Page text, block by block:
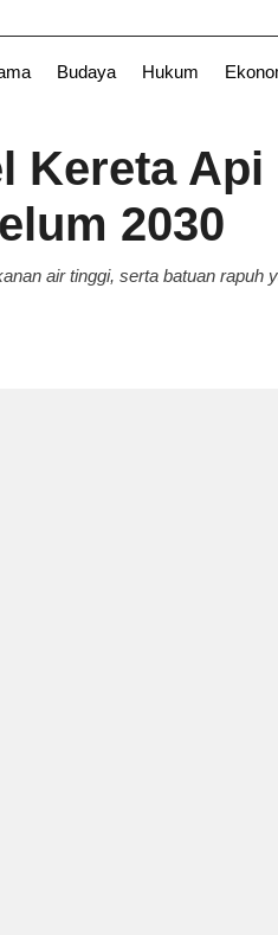
Budaya Hukum
Surabaya TNI
Kereta Api
2030
air tinggi, serta batuan rapuh